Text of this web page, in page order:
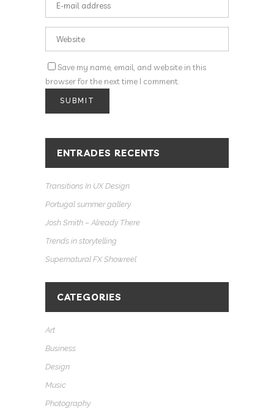
Save my name, email, and website in this
browser for the next time I comment.
ENTRADES RECENTS
Transitions In UX Design
Portugal summer gallery
Josh Smith – Already There
Trends in storytelling
Supernatural FX Showreel
CATEGORIES
Art
Business
Design
Music
Photography